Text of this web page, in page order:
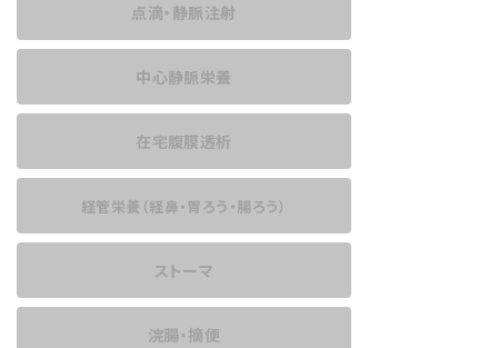
点滴・静脈注射
中心静脈栄養
在宅腹膜透析
経管栄養 （経鼻・胃ろう・腸ろう）
ストーマ
浣腸・摘便